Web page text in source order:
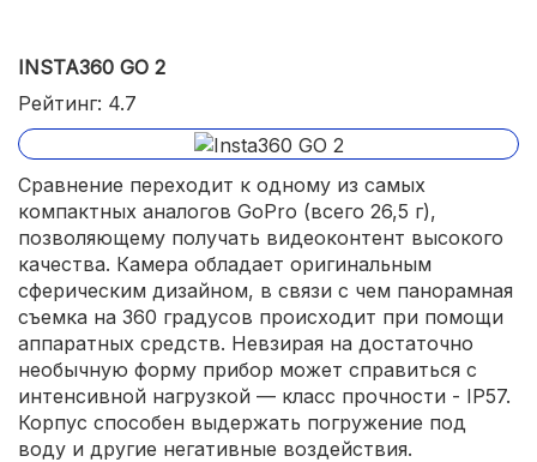
HDR-технология;
индикатор движения.
INSTA360 GO 2
Рейтинг: 4.7
Сравнение переходит к одному из самых
компактных аналогов GoPro (всего 26,5 г),
позволяющему получать видеоконтент высокого
качества. Камера обладает оригинальным
сферическим дизайном, в связи с чем панорамная
съемка на 360 градусов происходит при помощи
аппаратных средств. Невзирая на достаточно
необычную форму прибор может справиться с
интенсивной нагрузкой — класс прочности - IP57.
Корпус способен выдержать погружение под
воду и другие негативные воздействия.